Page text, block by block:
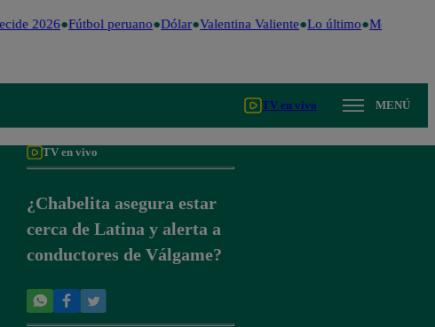
2026 Fútbol peruano Dólar Valentina Valiente Lo último Me Caigo
TV en vivo MENÚ
TV en vivo
¿Chabelita asegura estar
cerca de Latina y alerta a
conductores de Válgame?